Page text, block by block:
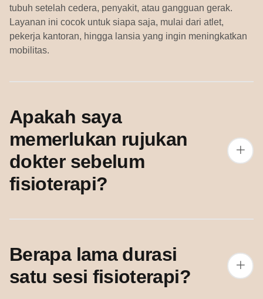
tubuh setelah cedera, penyakit, atau gangguan gerak.
Layanan ini cocok untuk siapa saja, mulai dari atlet,
pekerja kantoran, hingga lansia yang ingin meningkatkan
mobilitas.
Apakah saya
memerlukan rujukan
dokter sebelum
fisioterapi?
Berapa lama durasi
satu sesi fisioterapi?